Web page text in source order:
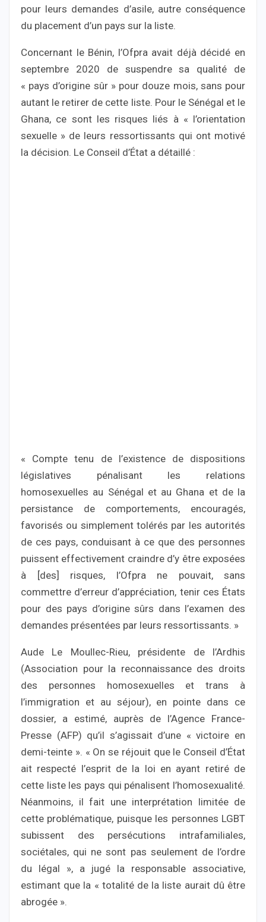
pour leurs demandes d’asile, autre conséquence
du placement d’un pays sur la liste.
Concernant le Bénin, l’Ofpra avait déjà décidé en
septembre 2020 de suspendre sa qualité de
« pays d’origine sûr » pour douze mois, sans pour
autant le retirer de cette liste. Pour le Sénégal et le
Ghana, ce sont les risques liés à « l’orientation
sexuelle » de leurs ressortissants qui ont motivé
la décision. Le Conseil d’État a détaillé :
« Compte tenu de l’existence de dispositions
législatives pénalisant les relations
homosexuelles au Sénégal et au Ghana et de la
persistance de comportements, encouragés,
favorisés ou simplement tolérés par les autorités
de ces pays, conduisant à ce que des personnes
puissent effectivement craindre d’y être exposées
à [des] risques, l’Ofpra ne pouvait, sans
commettre d’erreur d’appréciation, tenir ces États
pour des pays d’origine sûrs dans l’examen des
demandes présentées par leurs ressortissants. »
Aude Le Moullec-Rieu, présidente de l’Ardhis
(Association pour la reconnaissance des droits
des personnes homosexuelles et trans à
l’immigration et au séjour), en pointe dans ce
dossier, a estimé, auprès de l’Agence France-
Presse (AFP) qu’il s’agissait d’une « victoire en
demi-teinte ». « On se réjouit que le Conseil d’État
ait respecté l’esprit de la loi en ayant retiré de
cette liste les pays qui pénalisent l’homosexualité.
Néanmoins, il fait une interprétation limitée de
cette problématique, puisque les personnes LGBT
subissent des persécutions intrafamiliales,
sociétales, qui ne sont pas seulement de l’ordre
du légal », a jugé la responsable associative,
estimant que la « totalité de la liste aurait dû être
abrogée ».